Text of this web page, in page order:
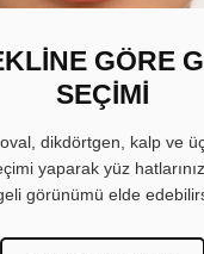
GÖRE
SEÇİMİ
dikdörtgen, kalp ve
yaparak yüz
görünümü elde